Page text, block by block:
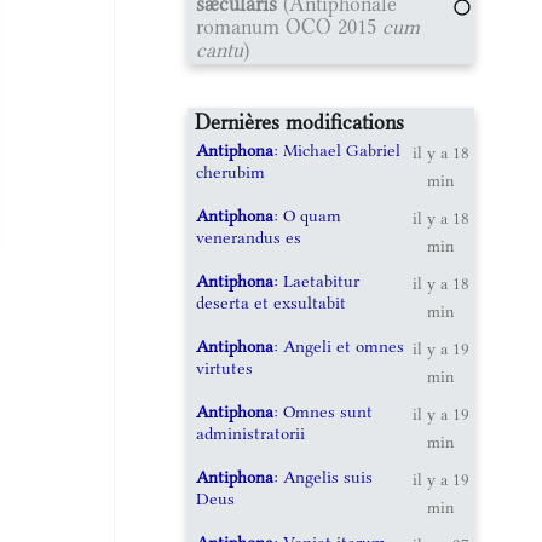
romanum OCO 2015 cum
cantu)
Dernières modifications
Antiphona: Michael Gabriel
cherubim
il y a 18
min
Antiphona: O quam
venerandus es
il y a 18
min
Antiphona: Laetabitur
deserta et exsultabit
il y a 18
min
Antiphona: Angeli et omnes
virtutes
il y a 19
min
Antiphona: Omnes sunt
administratorii
il y a 19
min
Antiphona: Angelis suis
Deus
il y a 19
min